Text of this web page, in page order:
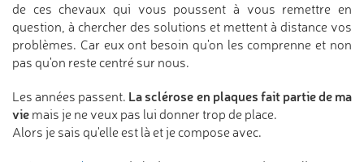
de ces chevaux qui vous poussent à vous remettre en
question, à chercher des solutions et mettent à distance vos
problèmes. Car eux ont besoin qu'on les comprenne et non
pas qu'on reste centré sur nous.
Les années passent. La sclérose en plaques fait partie de ma
vie mais je ne veux pas lui donner trop de place.
Alors je sais qu'elle est là et je compose avec.